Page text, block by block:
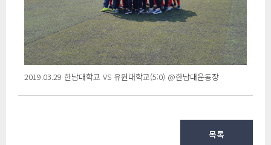
2019.03.29 한남대학교 VS 유원대학교(5:0) @한남대운동장
목록